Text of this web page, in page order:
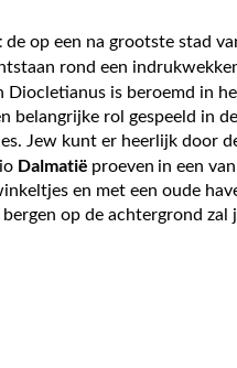
de op een na grootste stad
rond een
Diocletianus is beroemd in
belangrijke rol gespeeld in
Jew kunt er heerlijk door
Dalmatië proeven in een
en met een oude
op de achtergrond zal